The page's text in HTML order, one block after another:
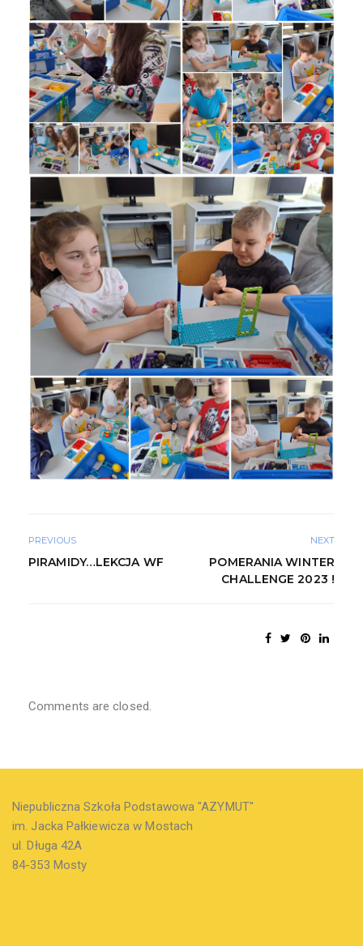
PREVIOUS
PIRAMIDY…LEKCJA WF
NEXT
POMERANIA WINTER
CHALLENGE 2023 !
Comments are closed.
Niepubliczna Szkoła Podstawowa "AZYMUT"
im. Jacka Pałkiewicza w Mostach
ul. Długa 42A
84-353 Mosty